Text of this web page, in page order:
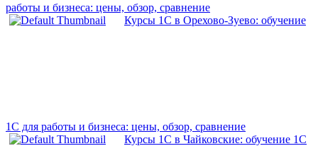
работы и бизнеса: цены, обзор, сравнение
Курсы 1С в Орехово-Зуево: обучение
1С для работы и бизнеса: цены, обзор, сравнение
Курсы 1С в Чайковские: обучение 1С